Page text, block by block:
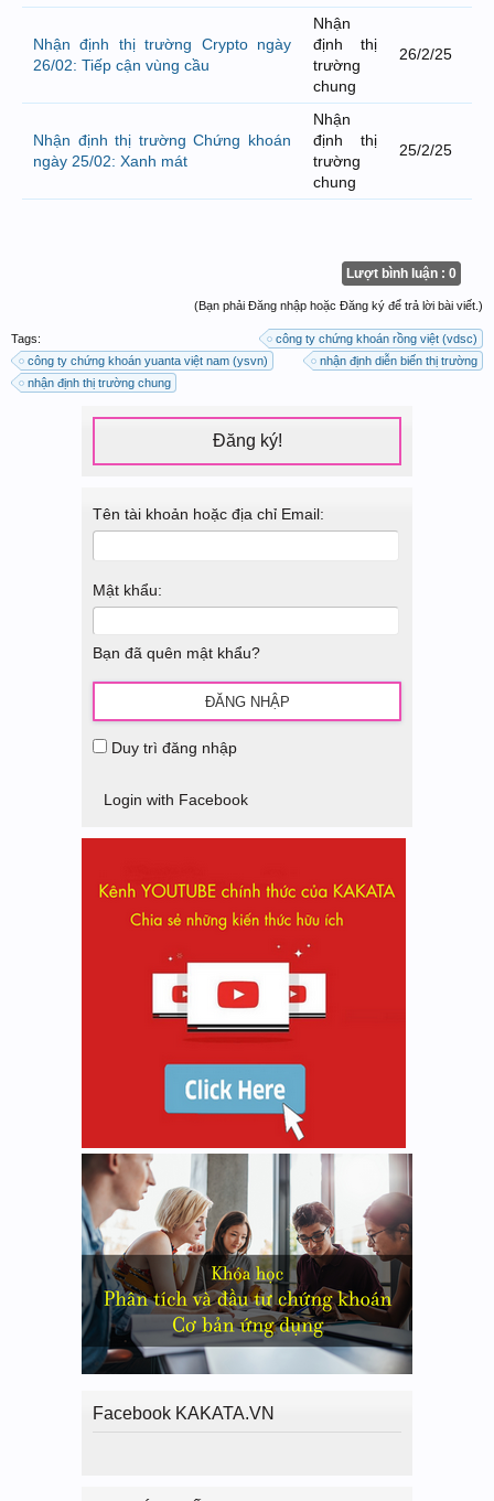
Nhận định thị trường Crypto ngày
26/02: Tiếp cận vùng cầu
Nhận
định thị
trường
chung
26/2/25
Nhận định thị trường Chứng khoán
ngày 25/02: Xanh mát
Nhận
định thị
trường
chung
25/2/25
Lượt bình luận : 0
(Bạn phải Đăng nhập hoặc Đăng ký để trả lời bài viết.)
Tags:
công ty chứng khoán rồng việt (vdsc)
công ty chứng khoán yuanta việt nam (ysvn)
nhận định diễn biến thị trường
nhận định thị trường chung
Đăng ký!
Tên tài khoản hoặc địa chỉ Email:
Mật khẩu:
Bạn đã quên mật khẩu?
Duy trì đăng nhập
Login with Facebook
Facebook KAKATA.VN